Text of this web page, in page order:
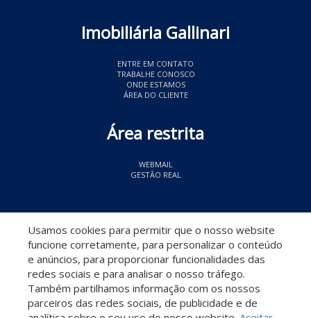
Imobiliária Gallinari
ENTRE EM CONTATO
TRABALHE CONOSCO
ONDE ESTAMOS
ÁREA DO CLIENTE
Área restrita
WEBMAIL
GESTÃO REAL
Descomplicado por:
Usamos cookies para permitir que o nosso website
funcione corretamente, para personalizar o conteúdo
e anúncios, para proporcionar funcionalidades das
redes sociais e para analisar o nosso tráfego.
Também partilhamos informação com os nossos
parceiros das redes sociais, de publicidade e de